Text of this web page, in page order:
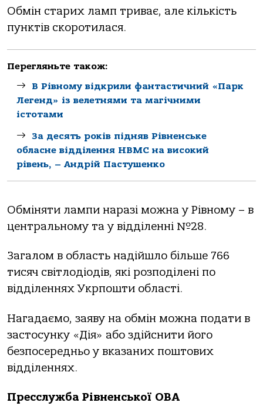
Обмін старих ламп триває, але кількість
пунктів скоротилася.
Перегляньте також:
В Рівному відкрили фантастичний «Парк
Легенд» із велетнями та магічними
істотами
За десять років підняв Рівненське
обласне відділення НВМС на високий
рівень, – Андрій Пастушенко
Обміняти лампи наразі можна у Рівному – в
центральному та у відділенні №28.
Загалом в область надійшло більше 766
тисяч світлодіодів, які розподілені по
відділеннях Укрпошти області.
Нагадаємо, заяву на обмін можна подати в
застосунку «Дія» або здійснити його
безпосередньо у вказаних поштових
відділеннях.
Пресслужба Рівненської ОВА